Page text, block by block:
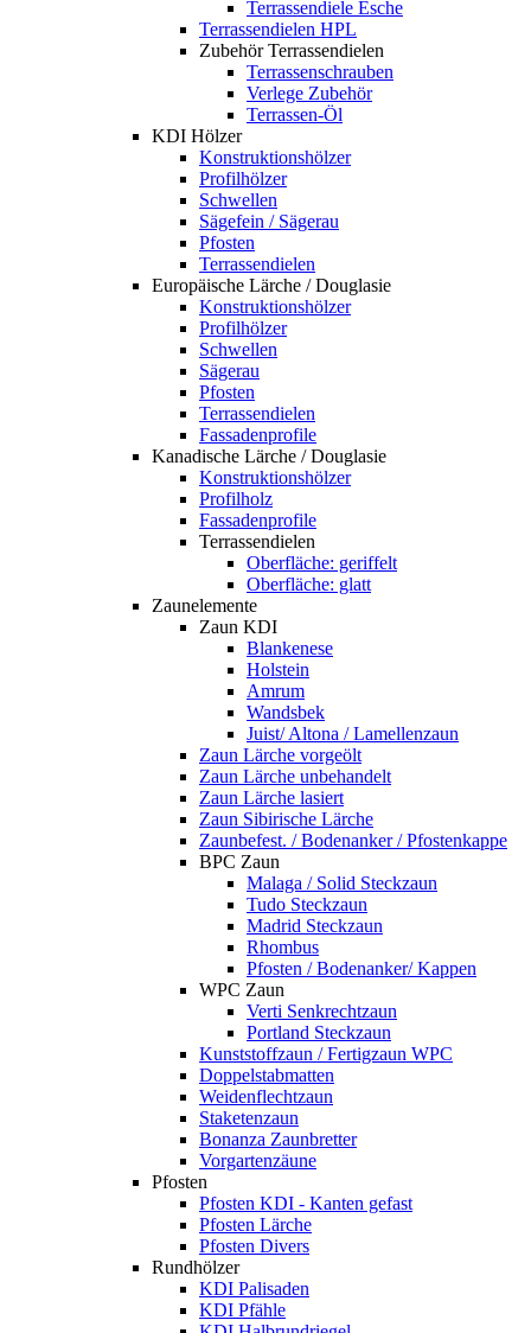
Terrassendiele Esche
Terrassendielen HPL
Zubehör Terrassendielen
Terrassenschrauben
Verlege Zubehör
Terrassen-Öl
KDI Hölzer
Konstruktionshölzer
Profilhölzer
Schwellen
Sägefein / Sägerau
Pfosten
Terrassendielen
Europäische Lärche / Douglasie
Konstruktionshölzer
Profilhölzer
Schwellen
Sägerau
Pfosten
Terrassendielen
Fassadenprofile
Kanadische Lärche / Douglasie
Konstruktionshölzer
Profilholz
Fassadenprofile
Terrassendielen
Oberfläche: geriffelt
Oberfläche: glatt
Zaunelemente
Zaun KDI
Blankenese
Holstein
Amrum
Wandsbek
Juist/ Altona / Lamellenzaun
Zaun Lärche vorgeölt
Zaun Lärche unbehandelt
Zaun Lärche lasiert
Zaun Sibirische Lärche
Zaunbefest. / Bodenanker / Pfostenkappe
BPC Zaun
Malaga / Solid Steckzaun
Tudo Steckzaun
Madrid Steckzaun
Rhombus
Pfosten / Bodenanker/ Kappen
WPC Zaun
Verti Senkrechtzaun
Portland Steckzaun
Kunststoffzaun / Fertigzaun WPC
Doppelstabmatten
Weidenflechtzaun
Staketenzaun
Bonanza Zaunbretter
Vorgartenzäune
Pfosten
Pfosten KDI - Kanten gefast
Pfosten Lärche
Pfosten Divers
Rundhölzer
KDI Palisaden
KDI Pfähle